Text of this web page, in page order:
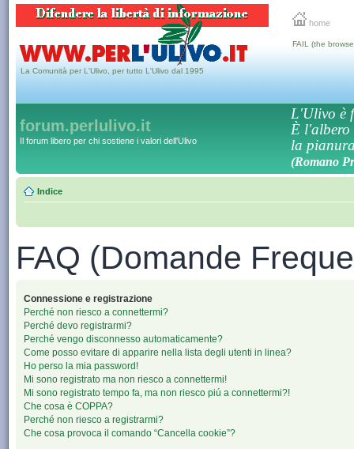
home
La Comunità per L'Ulivo, per tutto L'Ulivo dal 1995
FAIL (the
forum.perlulivo.it
Il forum libero per chi sostiene i valori dell'Ulivo
L'Ulivo è
È l'albero
la
(Romano
Indice
FAQ (Domande
Connessione e registrazione
Perché non riesco a connettermi?
Perché devo registrarmi?
Perché vengo disconnesso automaticamente?
Come posso evitare di apparire nella lista degli utenti in linea?
Ho perso la mia password!
Mi sono registrato ma non riesco a connettermi!
Mi sono registrato tempo fa, ma non riesco piú a connettermi?!
Che cosa è COPPA?
Perché non riesco a registrarmi?
Che cosa provoca il comando “Cancella cookie”?